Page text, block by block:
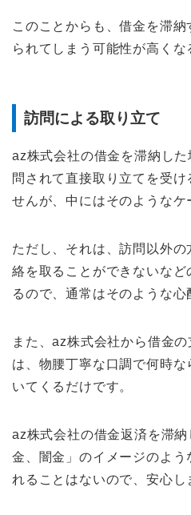
このことからも、借金を滞
られてしまう可能性が高くな
訪問による取り立て
az株式会社の借金を滞納し
問されて直接取り立てを受け
せんが、中にはそのようなケ
ただし、それは、訪問以外
絡を取ることができないな
るので、通常はそのような心
また、az株式会社から借金
は、物腰丁寧な口調で何時
いてくるだけです。
az株式会社の借金返済を滞
金、闇金」のイメージのよ
れることはないので、安心し